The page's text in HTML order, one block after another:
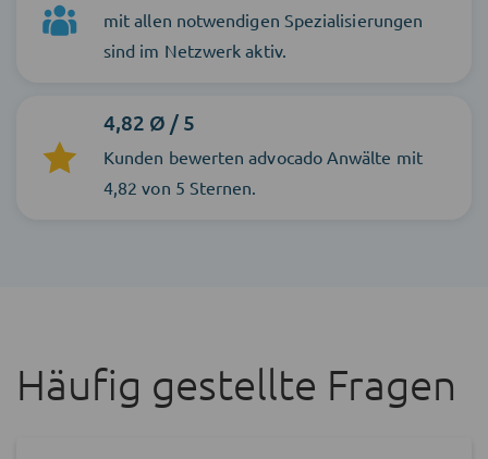
mit allen notwendigen Spezialisierungen
sind im Netzwerk aktiv.
4,82 Ø / 5
Kunden bewerten advocado Anwälte mit
4,82 von 5 Sternen.
Häufig gestellte Fragen